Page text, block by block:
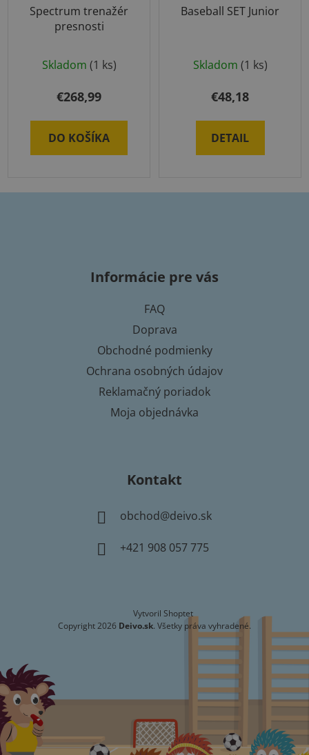
Spectrum trenažér
presnosti
Skladom (1 ks)
€268,99
DO KOŠÍKA
Baseball SET Junior
Skladom (1 ks)
€48,18
DETAIL
Informácie pre vás
FAQ
Doprava
Obchodné podmienky
Ochrana osobných údajov
Reklamačný poriadok
Moja objednávka
Kontakt
obchod@deivo.sk
+421 908 057 775
Vytvoril Shoptet
Copyright 2026 Deivo.sk. Všetky práva vyhradené.